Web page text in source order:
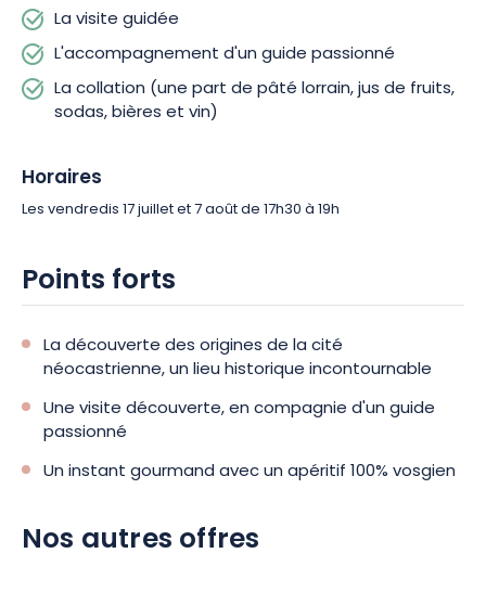
La visite guidée
L'accompagnement d'un guide passionné
La collation (une part de pâté lorrain, jus de fruits,
sodas, bières et vin)
Horaires
Les vendredis 17 juillet et 7 août de 17h30 à 19h
Points forts
La découverte des origines de la cité
néocastrienne, un lieu historique incontournable
Une visite découverte, en compagnie d'un guide
passionné
Un instant gourmand avec un apéritif 100% vosgien
Nos autres offres